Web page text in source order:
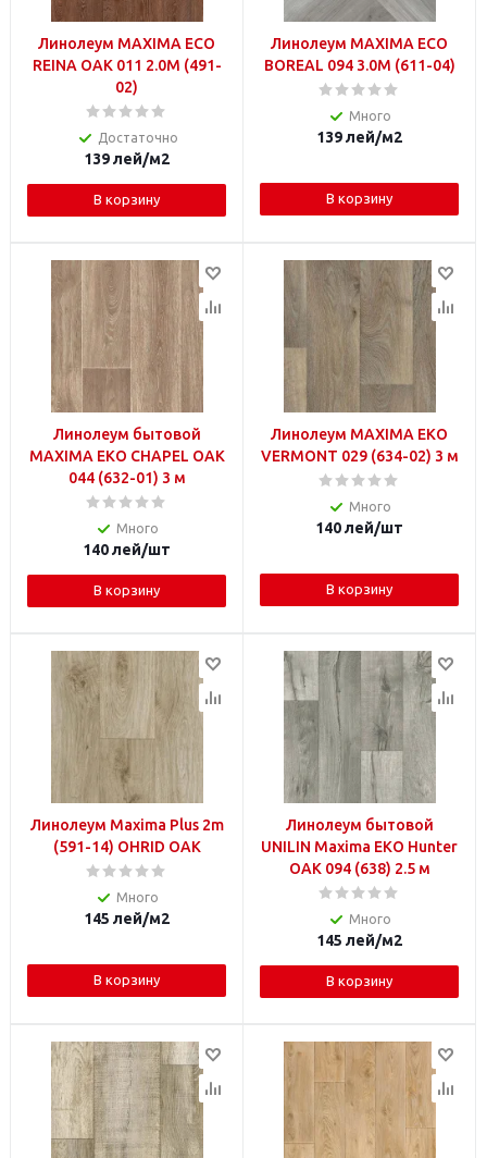
Линолеум MAXIMA ECO
REINA OAK 011 2.0M (491-
02)
Достаточно
139лей/м2
В корзину
Линолеум MAXIMA ECO
BOREAL 094 3.0M (611-04)
Много
139лей/м2
В корзину
Линолеум бытовой
MAXIMA EKO CHAPEL OAK
044 (632-01) 3 м
Много
140лей/шт
В корзину
Линолеум MAXIMA EKO
VERMONT 029 (634-02) 3 м
Много
140лей/шт
В корзину
Линолеум Maxima Plus 2m
(591-14) OHRID OAK
Много
145 лей/м2
В корзину
Линолеум бытовой
UNILIN Maxima EKO Hunter
OAK 094 (638) 2.5 м
Много
145 лей/м2
В корзину